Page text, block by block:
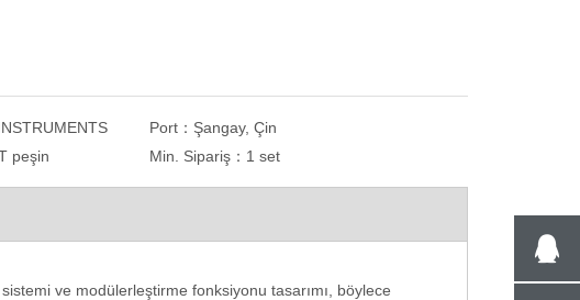
ve Analiz Yazılımı
A
Manuel Çalıştırma Numune Kesici
Aşındırıcı Tekerlek Kesme Makinesi
Port： Şangay, Çin
peşin Min. Sipariş： 1 set
ve modülerleştirme fonksiyonu tasarımı, böylece